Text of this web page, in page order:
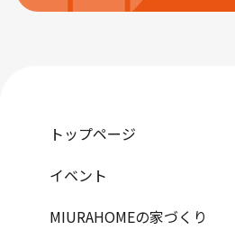
トップページ
イベント
MIURAHOMEの家づくり